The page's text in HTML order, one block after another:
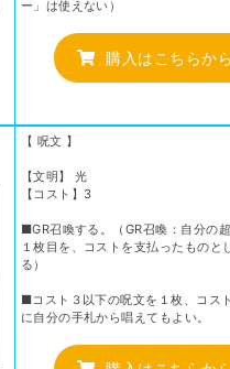
ー」は使えない）
購入はこちらか
【 呪文 】
【文明】 光
【コスト】3
■GR召喚する。（GR召喚：自分の
１枚目を、コストを支払ったものと
る）
■コスト３以下の呪文を１枚、コス
に自分の手札から唱えてもよい。